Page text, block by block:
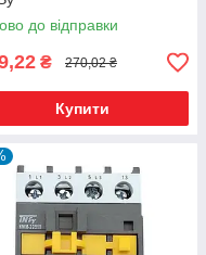
до відправки
₴ 270,02 ₴
Купити